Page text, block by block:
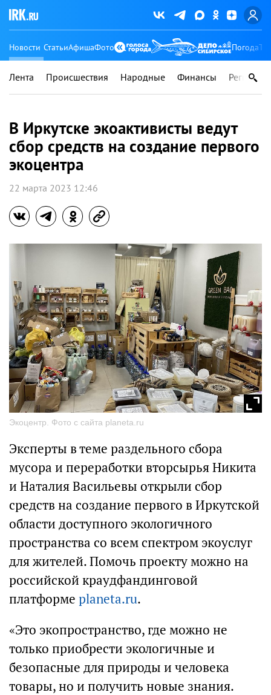
Новости СтатьиАфишаФото Погода
Лента Происшествия Народные Финансы Регионы
В Иркутске экоактивисты ведут
сбор средств на создание первого
экоцентра
22 марта 2023 12:46
Экоцентр. Фото с сайта planeta.ru
Эксперты в теме раздельного сбора
мусора и переработки вторсырья Никита
и Наталия Васильевы открыли сбор
средств на создание первого в Иркутской
области доступного экологичного
пространства со всем спектром экоуслуг
для жителей. Помочь проекту можно на
российской краудфандинговой
платформе planeta.ru.
«Это экопространство, где можно не
только приобрести экологичные и
безопасные для природы и человека
товары, но и получить новые знания.